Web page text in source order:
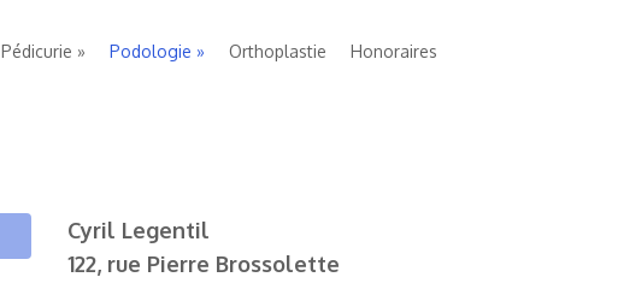
Pédicurie Podologie Orthoplastie Honoraires
Cyril Legentil
122, rue Pierre Brossolette